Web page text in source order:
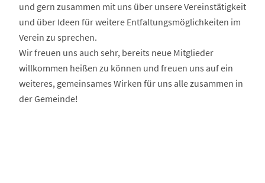
und gern zusammen mit uns über unsere Vereinstätigkeit
und über Ideen für weitere Entfaltungsmöglichkeiten im
Verein zu sprechen.
Wir freuen uns auch sehr, bereits neue Mitglieder
willkommen heißen zu können und freuen uns auf ein
weiteres, gemeinsames Wirken für uns alle zusammen in
der Gemeinde!